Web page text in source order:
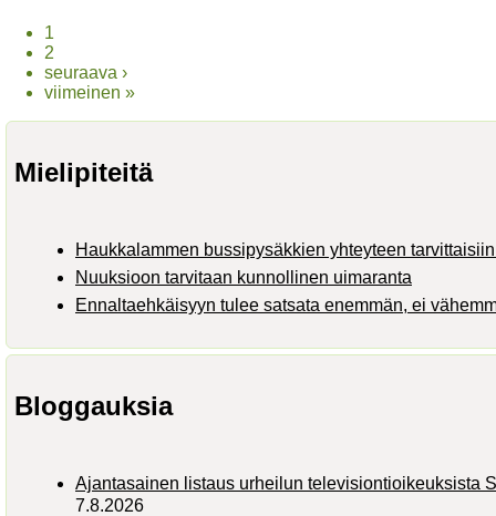
1
2
seuraava ›
viimeinen »
Mielipiteitä
Haukkalammen bussipysäkkien yhteyteen
Nuuksioon tarvitaan kunnollinen uimaranta
Ennaltaehkäisyyn tulee satsata enemmän, ei
Bloggauksia
Ajantasainen listaus urheilun televisiontioikeuksista
7.8.2026